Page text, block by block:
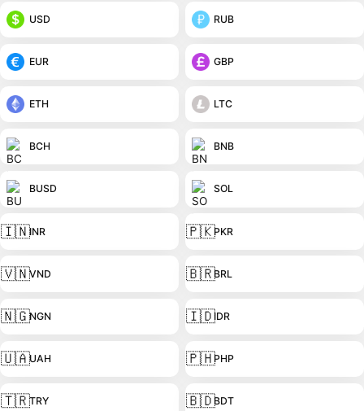
USD RUB
EUR GBP
ETH LTC
BCH BNB
BUSD SOL
🇮🇳INR 🇵🇰PKR
🇻🇳VND 🇧🇷BRL
🇳🇬NGN 🇮🇩IDR
🇺🇦UAH 🇵🇭PHP
🇹🇷TRY 🇧🇩BDT